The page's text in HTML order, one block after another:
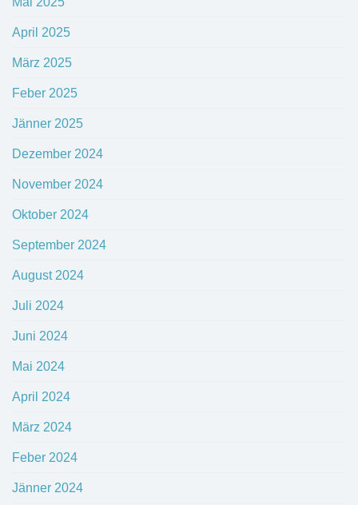
April 2025
März 2025
Feber 2025
Jänner 2025
Dezember 2024
November 2024
Oktober 2024
September 2024
August 2024
Juli 2024
Juni 2024
Mai 2024
April 2024
März 2024
Feber 2024
Jänner 2024